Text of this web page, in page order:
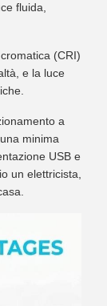
fluida,
(CRI)
e la luce
a
minima
USB e
un elettricista,